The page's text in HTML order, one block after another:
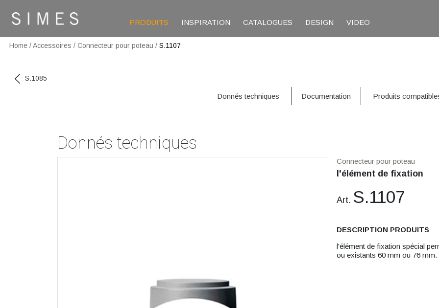
PRODUITS INSPIRATION CATALOGUES DESIGN VIDEO
Home /Accessoires / Connecteur pour poteau / S.1107
S.1085
Donnés techniques Documentation Produits
Donnés techniques
Connecteur pour poteau
l'élément de fixation
Art. S.1107
DESCRIPTION PRODUITS
l'élément de fixation spécial
ou existants 60 mm ou 76 mm.